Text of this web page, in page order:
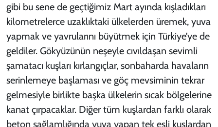
gibi bu sene de geçtiğimiz Mart ayında kışladıkları
kilometrelerce uzaklıktaki ülkelerden üremek, yuva
yapmak ve yavrularını büyütmek için Türkiye’ye de
geldiler. Gökyüzünün neşeyle cıvıldaşan sevimli
şamatacı kuşları kırlangıçlar, sonbaharda havaların
serinlemeye başlaması ve göç mevsiminin tekrar
gelmesiyle birlikte başka ülkelerin sıcak bölgelerine
kanat çırpacaklar. Diğer tüm kuşlardan farklı olarak
beton sağlamlığında yuva yapan tek eşli kuşlardan